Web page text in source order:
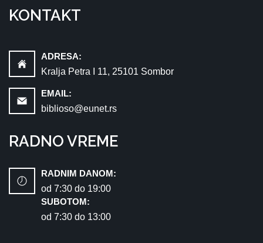
KONTAKT
ADRESA:
Kralja Petra I 11, 25101 Sombor
EMAIL:
biblioso@eunet.rs
RADNO VREME
RADNIM DANOM:
od 7:30 dо 19:00
SUBOTOM:
od 7:30 dо 13:00